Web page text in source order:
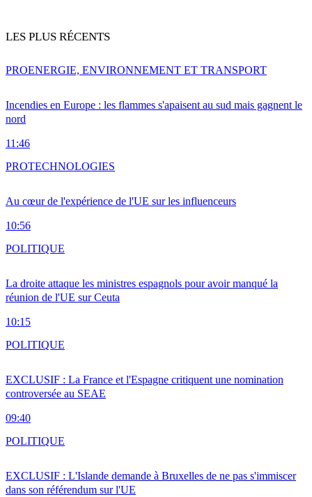
LES PLUS RÉCENTS
Incendies en Europe : les flammes s'apaisent au sud mais gagnent le
nord
11:46
PROENERGIE, ENVIRONNEMENT ET TRANSPORT
Au cœur de l'expérience de l'UE sur les influenceurs
10:56
PROTECHNOLOGIES
La droite attaque les ministres espagnols pour avoir manqué la
réunion de l'UE sur Ceuta
10:15
POLITIQUE
EXCLUSIF : La France et l'Espagne critiquent une nomination
controversée au SEAE
09:40
POLITIQUE
EXCLUSIF : L'Islande demande à Bruxelles de ne pas s'immiscer
dans son référendum sur l'UE
POLITIQUE